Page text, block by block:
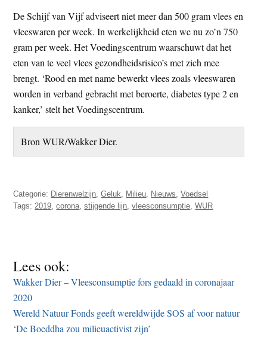
De Schijf van Vijf adviseert niet meer dan 500 gram vlees en
vleeswaren per week. In werkelijkheid eten we nu zo’n 750
gram per week. Het Voedingscentrum waarschuwt dat het
eten van te veel vlees gezondheidsrisico’s met zich mee
brengt. ‘Rood en met name bewerkt vlees zoals vleeswaren
worden in verband gebracht met beroerte, diabetes type 2 en
kanker,’ stelt het Voedingscentrum.
Bron WUR/Wakker Dier.
Categorie: Dierenwelzijn,Geluk, Milieu, Nieuws,Voedsel
Tags:2019,corona,stijgende lijn,vleesconsumptie,WUR
Lees ook:
Wakker Dier – Vleesconsumptie fors gedaald in coronajaar
2020
Wereld Natuur Fonds geeft wereldwijde SOS af voor natuur
‘De Boeddha zou milieuactivist zijn’